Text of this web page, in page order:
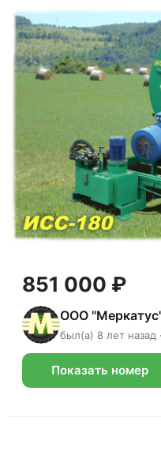
851 000 ₽
ООО
был(а) 8 лет назад
Показать номер